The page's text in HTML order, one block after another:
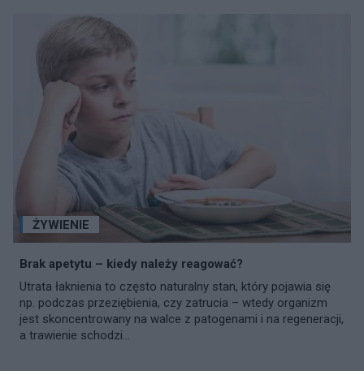
ŻYWIENIE
Brak apetytu – kiedy należy reagować?
Utrata łaknienia to często naturalny stan, który pojawia się
np. podczas przeziębienia, czy zatrucia – wtedy organizm
jest skoncentrowany na walce z patogenami i na regeneracji,
a trawienie schodzi...